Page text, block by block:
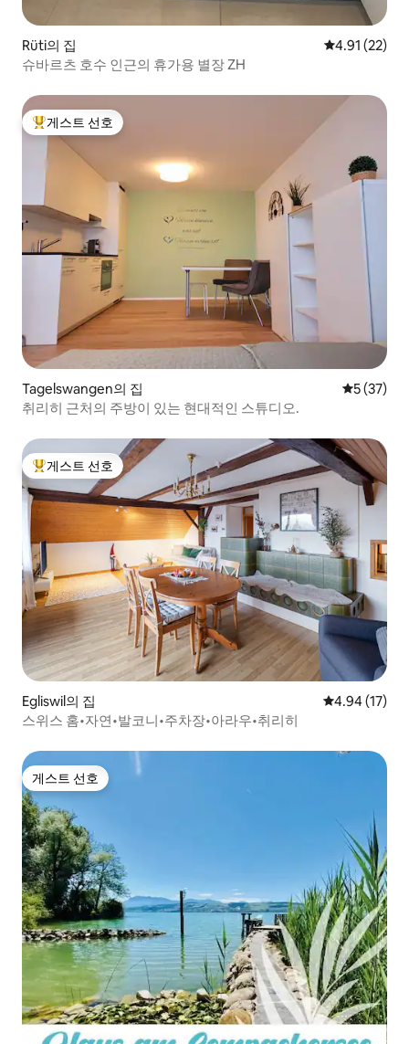
Rüti의 집 평점 4.91점
4.91 (22)
슈바르츠 호수 인근의 휴가용 별장 ZH
상위 게스트 선호
게스트 선호
Tagelswangen의 집 평점 5점
5 (37)
취리히 근처의 주방이 있는 현대적인 스튜디오.
상위 게스트 선호
게스트 선호
Egliswil의 집 평점 4.94점
4.94 (17)
스위스 홈•자연•발코니•주차장•아라우•취리히
게스트 선호
게스트 선호